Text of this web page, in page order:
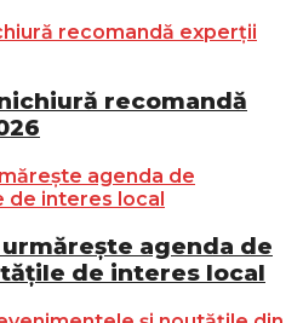
recomandă
agenda de
de interes local